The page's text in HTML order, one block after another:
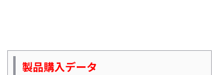
製品購入データ